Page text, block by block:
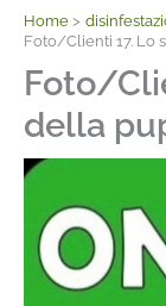
Home
Foto/Clienti 17. Lo
Foto/
della